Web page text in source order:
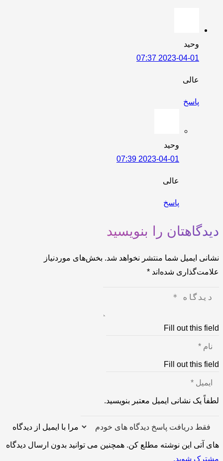
وحید
2023-04-01 07:37
عالی
پاسخ
وحید
2023-04-01 07:39
عالی
پاسخ
دیدگاهتان را بنویسید
نشانی ایمیل شما منتشر نخواهد شد. بخش‌های موردنیاز
علامت‌گذاری شده‌اند *
Fill out this field
Fill out this field
لطفاً یک نشانی ایمیل معتبر بنویسید.
مرا با ایمیل از دیدگاه
های آتی این نوشته مطلع کن. همچنین می توانید بدون ارسال دیدگاه
مشترک شوید.